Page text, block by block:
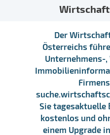
Der
Österreichs
Unternehmens-
Sie tagesaktuelle
kostenlos und
einem Upgrade